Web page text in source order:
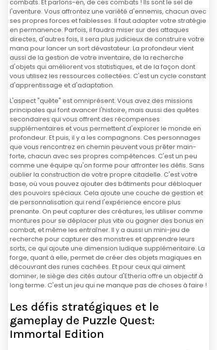
combats. Et parlons-en, de ces combats ! Ils sont le sel de
l'aventure. Vous affrontez une variété d'ennemis, chacun avec
ses propres forces et faiblesses. Il faut adapter votre stratégie
en permanence. Parfois, il faudra miser sur des attaques
directes, d'autres fois, il sera plus judicieux de construire votre
mana pour lancer un sort dévastateur. La profondeur vient
aussi de la gestion de votre inventaire, de la recherche
d'objets qui améliorent vos statistiques, et de la façon dont
vous utilisez les ressources collectées. C'est un cycle constant
d'apprentissage et d'adaptation.
L'aspect "quête" est omniprésent. Vous avez des missions
principales qui font avancer l'histoire, mais aussi des quêtes
secondaires qui vous offrent des récompenses
supplémentaires et vous permettent d'explorer le monde en
profondeur. Et puis, il y a les compagnons. Ces personnages
que vous rencontrez en chemin peuvent vous prêter main-
forte, chacun avec ses propres compétences. C'est un peu
comme une équipe qu'on forme pour affronter les défis. Sans
oublier la construction de votre propre citadelle. C'est votre
base, où vous pouvez ajouter des bâtiments pour débloquer
des pouvoirs spéciaux. Cela ajoute une couche de gestion et
de personnalisation qui rend l'expérience encore plus
prenante. On peut capturer des créatures, les utiliser comme
montures pour se déplacer plus vite ou gagner des bonus en
combat, et même les entraîner. Il y a aussi un mini-jeu de
recherche pour capturer des monstres et apprendre leurs
sorts, ce qui ajoute une dimension ludique supplémentaire. La
forge, quant à elle, permet de créer des objets magiques en
découvrant des runes cachées. Et pour ceux qui aiment
dominer, le siège des cités autour d'Etheria offre un objectif à
long terme. C'est un jeu qui ne manque pas de choses à faire !
Les défis stratégiques et le
gameplay de Puzzle Quest:
Immortal Edition